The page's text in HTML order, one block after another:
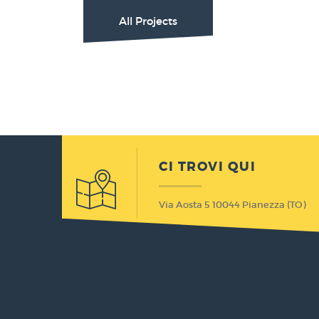
All Projects
CI TROVI QUI
Via Aosta 5 10044 Pianezza (TO)